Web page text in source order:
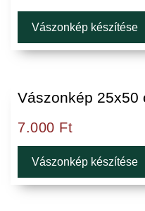
Vászonkép készítése
Vászonkép 25x50
7.000 Ft
Vászonkép készítése